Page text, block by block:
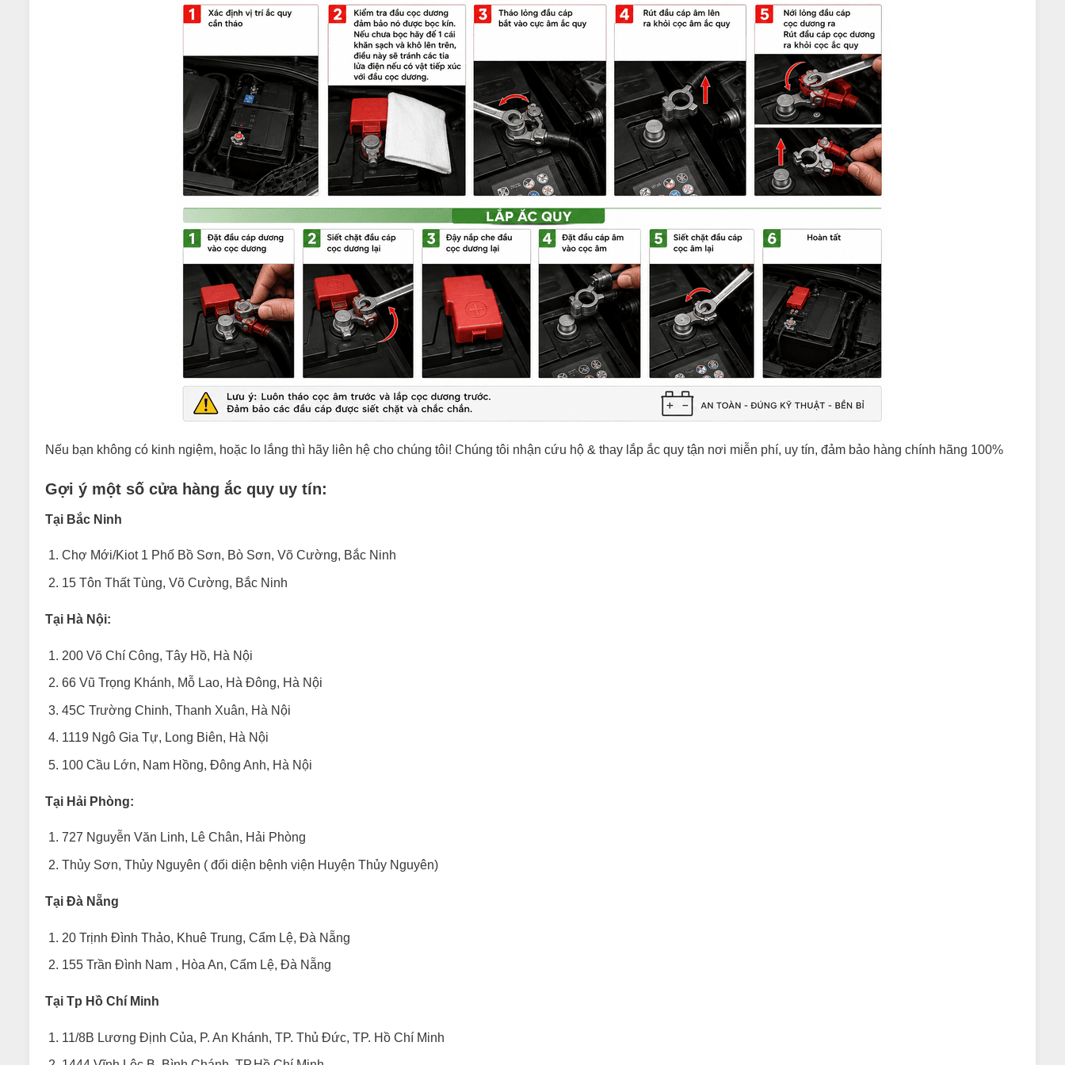
Nếu bạn không có kinh ngiệm, hoặc lo lắng thì hãy liên hệ cho chúng tôi! Chúng tôi nhận cứu hộ & thay lắp ắc quy tận nơi miễn phí, uy tín, đảm bảo hàng chính hãng 100%
Gợi ý một số cửa hàng ắc quy uy tín:
Tại Bắc Ninh
Chợ Mới/Kiot 1 Phố Bồ Sơn, Bò Sơn, Võ Cường, Bắc Ninh
15 Tôn Thất Tùng, Võ Cường, Bắc Ninh
Tại Hà Nội:
200 Võ Chí Công, Tây Hồ, Hà Nội
66 Vũ Trọng Khánh, Mỗ Lao, Hà Đông, Hà Nội
45C Trường Chinh, Thanh Xuân, Hà Nội
1119 Ngô Gia Tự, Long Biên, Hà Nội
100 Cầu Lớn, Nam Hồng, Đông Anh, Hà Nội
Tại Hải Phòng:
727 Nguyễn Văn Linh, Lê Chân, Hải Phòng
Thủy Sơn, Thủy Nguyên ( đối diện bệnh viện Huyện Thủy Nguyên)
Tại Đà Nẵng
20 Trịnh Đình Thảo, Khuê Trung, Cẩm Lệ, Đà Nẵng
155 Trần Đình Nam , Hòa An, Cẩm Lệ, Đà Nẵng
Tại Tp Hồ Chí Minh
11/8B Lương Định Của, P. An Khánh, TP. Thủ Đức, TP. Hồ Chí Minh